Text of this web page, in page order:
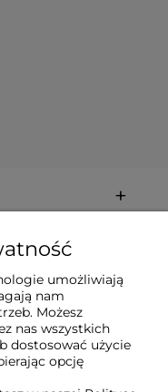
umożliwiają
nam
Możesz
nas wszystkich
dostosować użycie
opcję